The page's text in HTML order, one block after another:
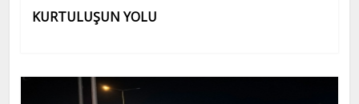
KURTULUŞUN YOLU